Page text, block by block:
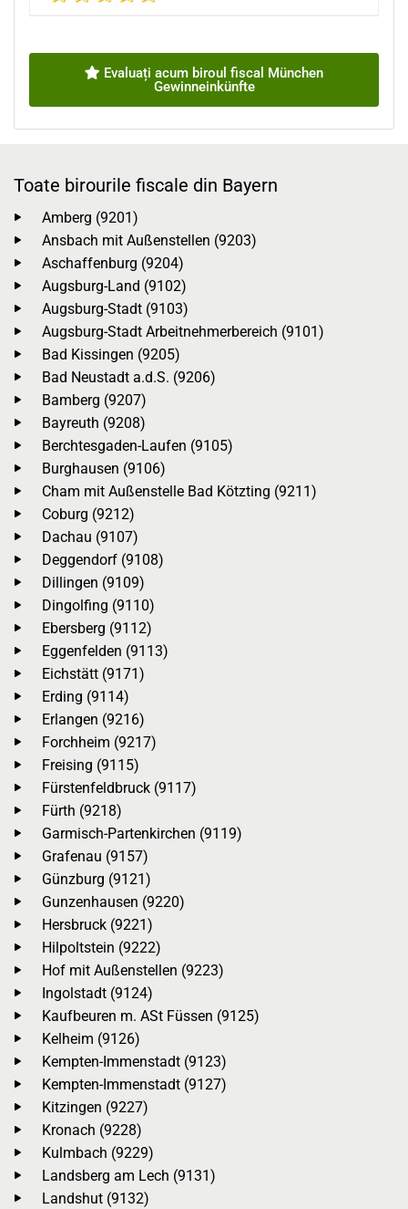
Evaluați acum biroul fiscal München
Gewinneinkünfte
Toate birourile fiscale din Bayern
Amberg (9201)
Ansbach mit Außenstellen (9203)
Aschaffenburg (9204)
Augsburg-Land (9102)
Augsburg-Stadt (9103)
Augsburg-Stadt Arbeitnehmerbereich (9101)
Bad Kissingen (9205)
Bad Neustadt a.d.S. (9206)
Bamberg (9207)
Bayreuth (9208)
Berchtesgaden-Laufen (9105)
Burghausen (9106)
Cham mit Außenstelle Bad Kötzting (9211)
Coburg (9212)
Dachau (9107)
Deggendorf (9108)
Dillingen (9109)
Dingolfing (9110)
Ebersberg (9112)
Eggenfelden (9113)
Eichstätt (9171)
Erding (9114)
Erlangen (9216)
Forchheim (9217)
Freising (9115)
Fürstenfeldbruck (9117)
Fürth (9218)
Garmisch-Partenkirchen (9119)
Grafenau (9157)
Günzburg (9121)
Gunzenhausen (9220)
Hersbruck (9221)
Hilpoltstein (9222)
Hof mit Außenstellen (9223)
Ingolstadt (9124)
Kaufbeuren m. ASt Füssen (9125)
Kelheim (9126)
Kempten-Immenstadt (9123)
Kempten-Immenstadt (9127)
Kitzingen (9227)
Kronach (9228)
Kulmbach (9229)
Landsberg am Lech (9131)
Landshut (9132)